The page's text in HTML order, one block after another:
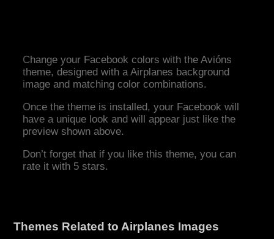
Change your Facebook colors with the Avións
theme, designed with a Airplanes background
image and matching color combinations.
Once the theme is installed, your Facebook will
have a unique look and will appear just like the
preview shown above.
Don’t forget that if you like this theme, you can
rate it with 5 stars.
Themes Related to Airplanes Images